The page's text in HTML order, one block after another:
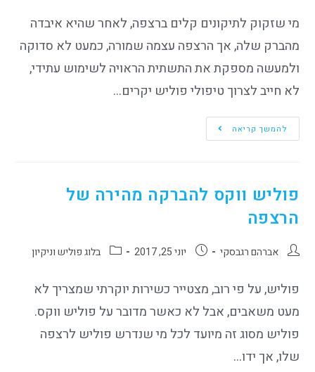
מי שזקוק לתיקונים קלים ברצפה, לאחר שהיא איבדה
מהברק שלה, אך הרצפה עצמה שמורה, כמעט לא סדוקה
ולמעשה מספקת את התשתית הראויה לשימוש עתידי,
לא חייב לצרוך טיפולי פוליש יקרים…
להמשך קריאה
פוליש ווקס להברקה מהירה של
הרצפה
אברהם רגבסקי יוני 25, 2017 בלוג פוליש וניקיון
פוליש, על פי רוב, מצטייר כשירות יוקרתי שמצריך לא
מעט משאבים, אבל לא כאשר מדובר על פוליש ווקס.
פוליש מסוג זה מיועד לכל מי שנדרש פוליש לרצפה
שלו, אך ידו…